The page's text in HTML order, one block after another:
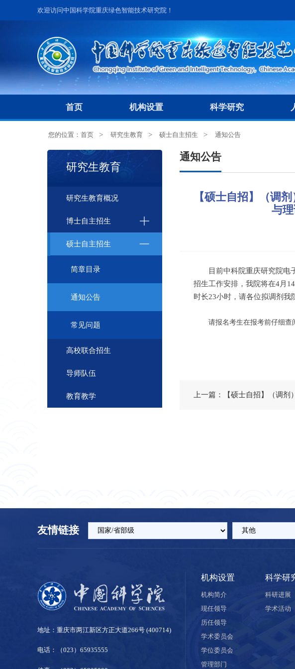
欢迎访问中国科学院重庆绿色智能技术研究院！
首页 机构设置 科学研究
您的位置：首页 研究生教育 硕士自主招生 通知公告
研究生教育
研究生教育概况
博士自主招生
硕士自主招生
简章目录
通知公告
常见问题
高校联合招生
导师队伍
教育教学
通知公告
【硕士自招】（调
与
目前中科院重庆研究院电子
招生工作安排，我院将在4月
时长23小时，请各位拟调剂我
请报名考生在报考前仔细查
友情链接
地址：重庆市两江新区方正大道266号 (400714)
电话：（023）65935555
机构设置
机构简介
现任领导
历任领导
学术委员会
学位委员会
管理部门
科学研
科研进展
学术活动